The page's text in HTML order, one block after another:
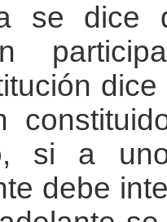
se dice
si a
debe